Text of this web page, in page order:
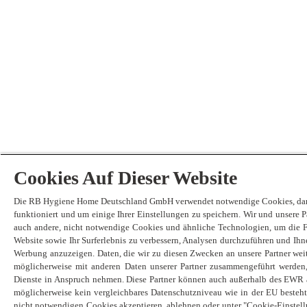
Cookies Auf Dieser Website
Die RB Hygiene Home Deutschland GmbH verwendet notwendige Cookies,
funktioniert und um einige Ihrer Einstellungen zu speichern. Wir und unsere
auch andere, nicht notwendige Cookies und ähnliche Technologien, um die
Website sowie Ihr Surferlebnis zu verbessern, Analysen durchzuführen und
Werbung anzuzeigen. Daten, die wir zu diesen Zwecken an unsere Partner
möglicherweise mit anderen Daten unserer Partner zusammengeführt
Dienste in Anspruch nehmen. Diese Partner können auch außerhalb des EWR
möglicherweise kein vergleichbares Datenschutzniveau wie in der EU